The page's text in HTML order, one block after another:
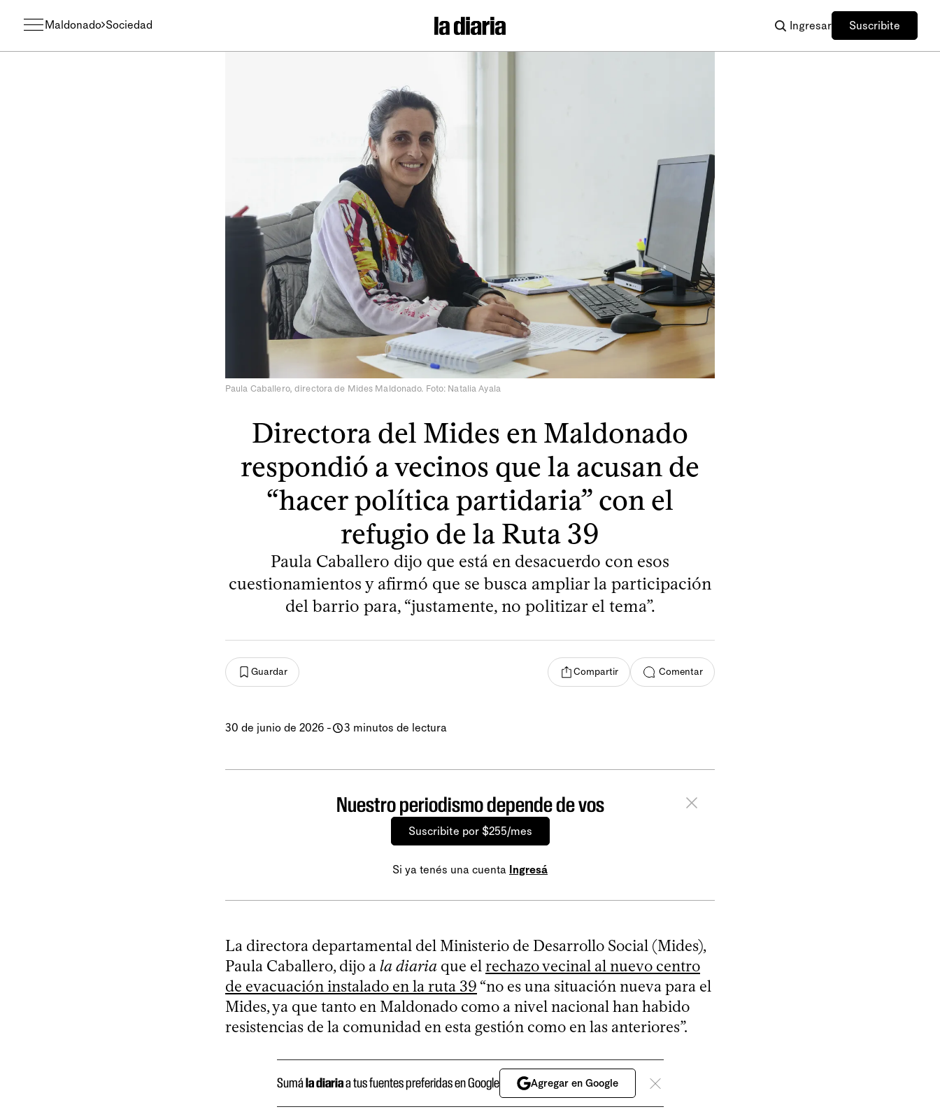
Maldonado Sociedad Ingresar Suscribite
Paula Caballero, directora de Mides Maldonado. Foto: Natalia Ayala
Directora del Mides en Maldonado
respondió a vecinos que la acusan de
“hacer política partidaria” con el
refugio de la Ruta 39
Paula Caballero dijo que está en desacuerdo con esos
cuestionamientos y afirmó que se busca ampliar la participación
del barrio para, “justamente, no politizar el tema”.
Guardar Compartir Comentar
30 de junio de 2026 - 3 minutos de lectura
Nuestro periodismo depende de vos
Suscribite por $255/mes
Si ya tenés una cuenta Ingresá
La directora departamental del Ministerio de Desarrollo Social (Mides),
Paula Caballero, dijo ala diaria que elrechazo vecinal al nuevo centro
de evacuación instalado en la ruta 39 “no es una situación nueva para el
Mides, ya que tanto en Maldonado como a nivel nacional han habido
resistencias de la comunidad en esta gestión como en las anteriores”.
Sumála diariaa tus fuentes preferidas en Google Agregar en Google